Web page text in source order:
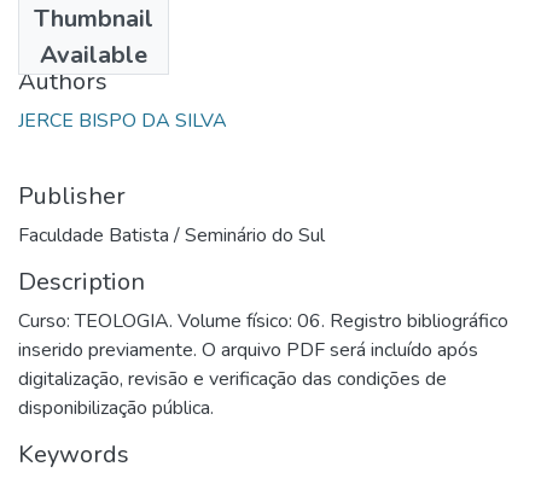
Thumbnail
Available
1985
Authors
JERCE BISPO DA SILVA
Publisher
Faculdade Batista / Seminário do Sul
Description
Curso: TEOLOGIA. Volume físico: 06. Registro bibliográfico
inserido previamente. O arquivo PDF será incluído após
digitalização, revisão e verificação das condições de
disponibilização pública.
Keywords